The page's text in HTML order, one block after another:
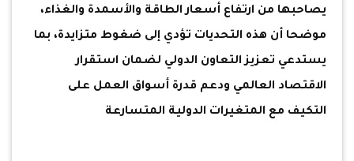
يصاحبها من ارتفاع أسعار الطاقة والأسمدة والغذاء،
موضحا أن هذه التحديات تؤدي إلى ضغوط متزايدة، بما
يستدعي تعزيز التعاون الدولي لضمان استقرار
الاقتصاد العالمي ودعم قدرة أسواق العمل على
التكيف مع المتغيرات الدولية المتسارعة